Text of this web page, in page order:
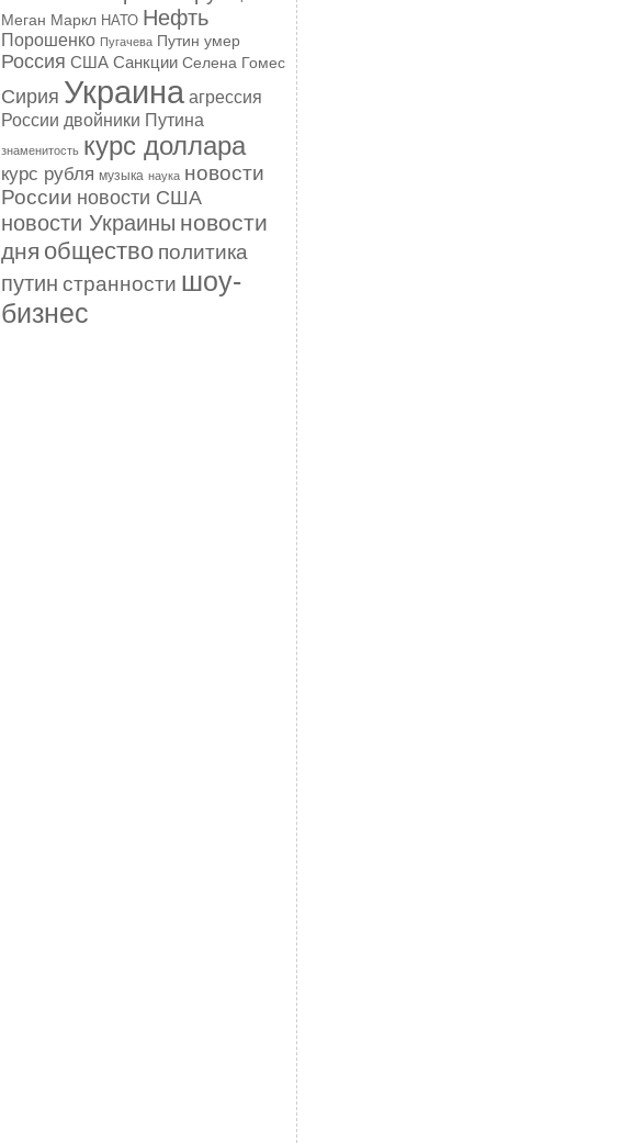
Меган Маркл НАТО Нефть
Порошенко Пугачева Путин умер
Россия США Санкции Селена Гомес
Сирия Украина агрессия
России двойники Путина
знаменитость курс доллара
курс рубля музыка наука новости
России новости США
новости Украины новости
дня общество политика
путин странности шоу-
бизнес